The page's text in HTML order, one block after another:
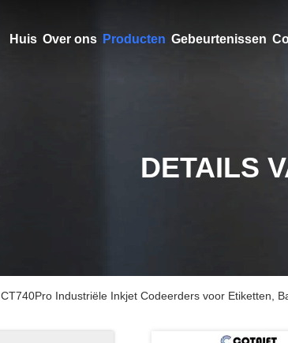
Huis Over ons Producten Gebeurtenissen
DETAILS
CT740Pro Industriële Inkjet Codeerders voor Etiketten,